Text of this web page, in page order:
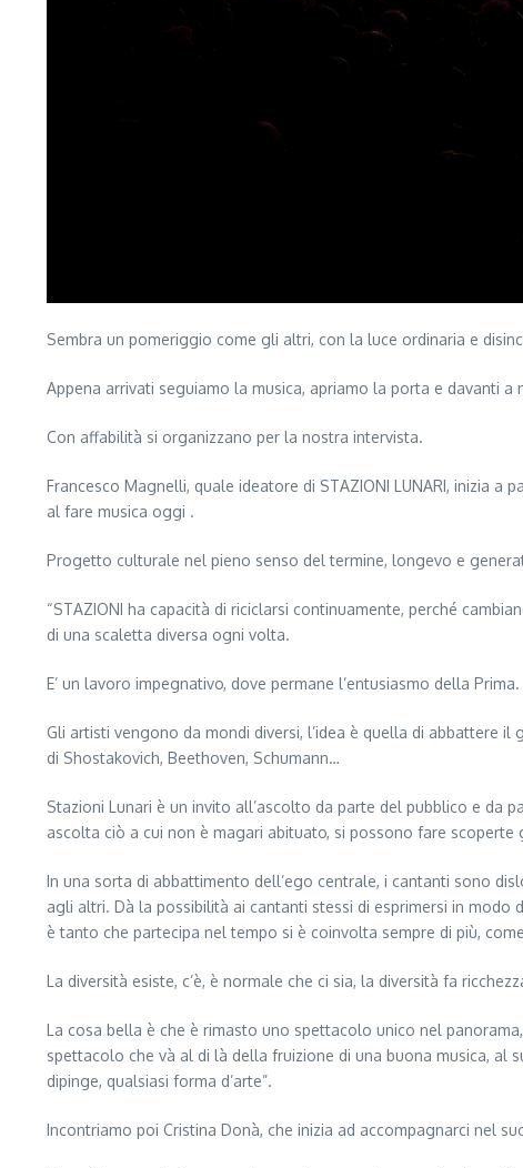
Sembra un pomeriggio come gli altri, con la luce ordinaria e
Appena arrivati seguiamo la musica, apriamo la porta e davanti
Con affabilità si organizzano per la nostra intervista.
Francesco Magnelli, quale ideatore di STAZIONI LUNARI, inizia
al fare musica oggi .
Progetto culturale nel pieno senso del termine, longevo e
“STAZIONI ha capacità di riciclarsi continuamente, perché
di una scaletta diversa ogni volta.
E’ un lavoro impegnativo, dove permane l’entusiasmo della Prima.
Gli artisti vengono da mondi diversi, l’idea è quella di abbattere il
di Shostakovich, Beethoven, Schumann…
Stazioni Lunari è un invito all’ascolto da parte del pubblico e
ascolta ciò a cui non è magari abituato, si possono fare
In una sorta di abbattimento dell’ego centrale, i cantanti sono
agli altri. Dà la possibilità ai cantanti stessi di esprimersi in
è tanto che partecipa nel tempo si è coinvolta sempre di più,
La diversità esiste, c’è, è normale che ci sia, la diversità fa
La cosa bella è che è rimasto uno spettacolo unico nel
spettacolo che và al di là della fruizione di una buona musica, al
dipinge, qualsiasi forma d’arte”.
Incontriamo poi Cristina Donà, che inizia ad accompagnarci nel